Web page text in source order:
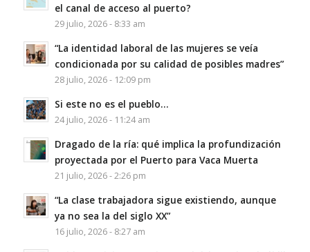
el canal de acceso al puerto?
29 julio, 2026 - 8:33 am
“La identidad laboral de las mujeres se veía
condicionada por su calidad de posibles madres”
28 julio, 2026 - 12:09 pm
Si este no es el pueblo…
24 julio, 2026 - 11:24 am
Dragado de la ría: qué implica la profundización
proyectada por el Puerto para Vaca Muerta
21 julio, 2026 - 2:26 pm
“La clase trabajadora sigue existiendo, aunque
ya no sea la del siglo XX”
16 julio, 2026 - 8:27 am